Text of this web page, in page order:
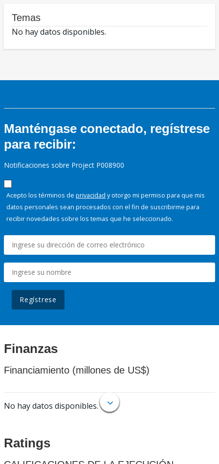
Temas
No hay datos disponibles.
Manténgase conectado, regístrese
para recibir:
Notificaciones sobre Project P008900
Acepto los términos de privacidad y otorgo mi permiso para que mis
datos personales sean procesados con el fin de suscribirme para
recibir novedades sobre los temas que he seleccionado.
Regístrese
Finanzas
Financiamiento (millones de US$)
No hay datos disponibles.
Ratings